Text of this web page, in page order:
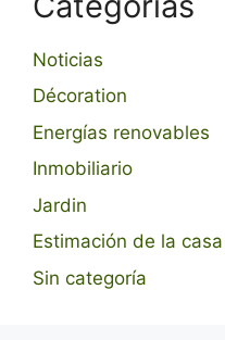
Noticias
Décoration
Energías renovables
Inmobiliario
Jardin
Estimación de la casa
Sin categoría